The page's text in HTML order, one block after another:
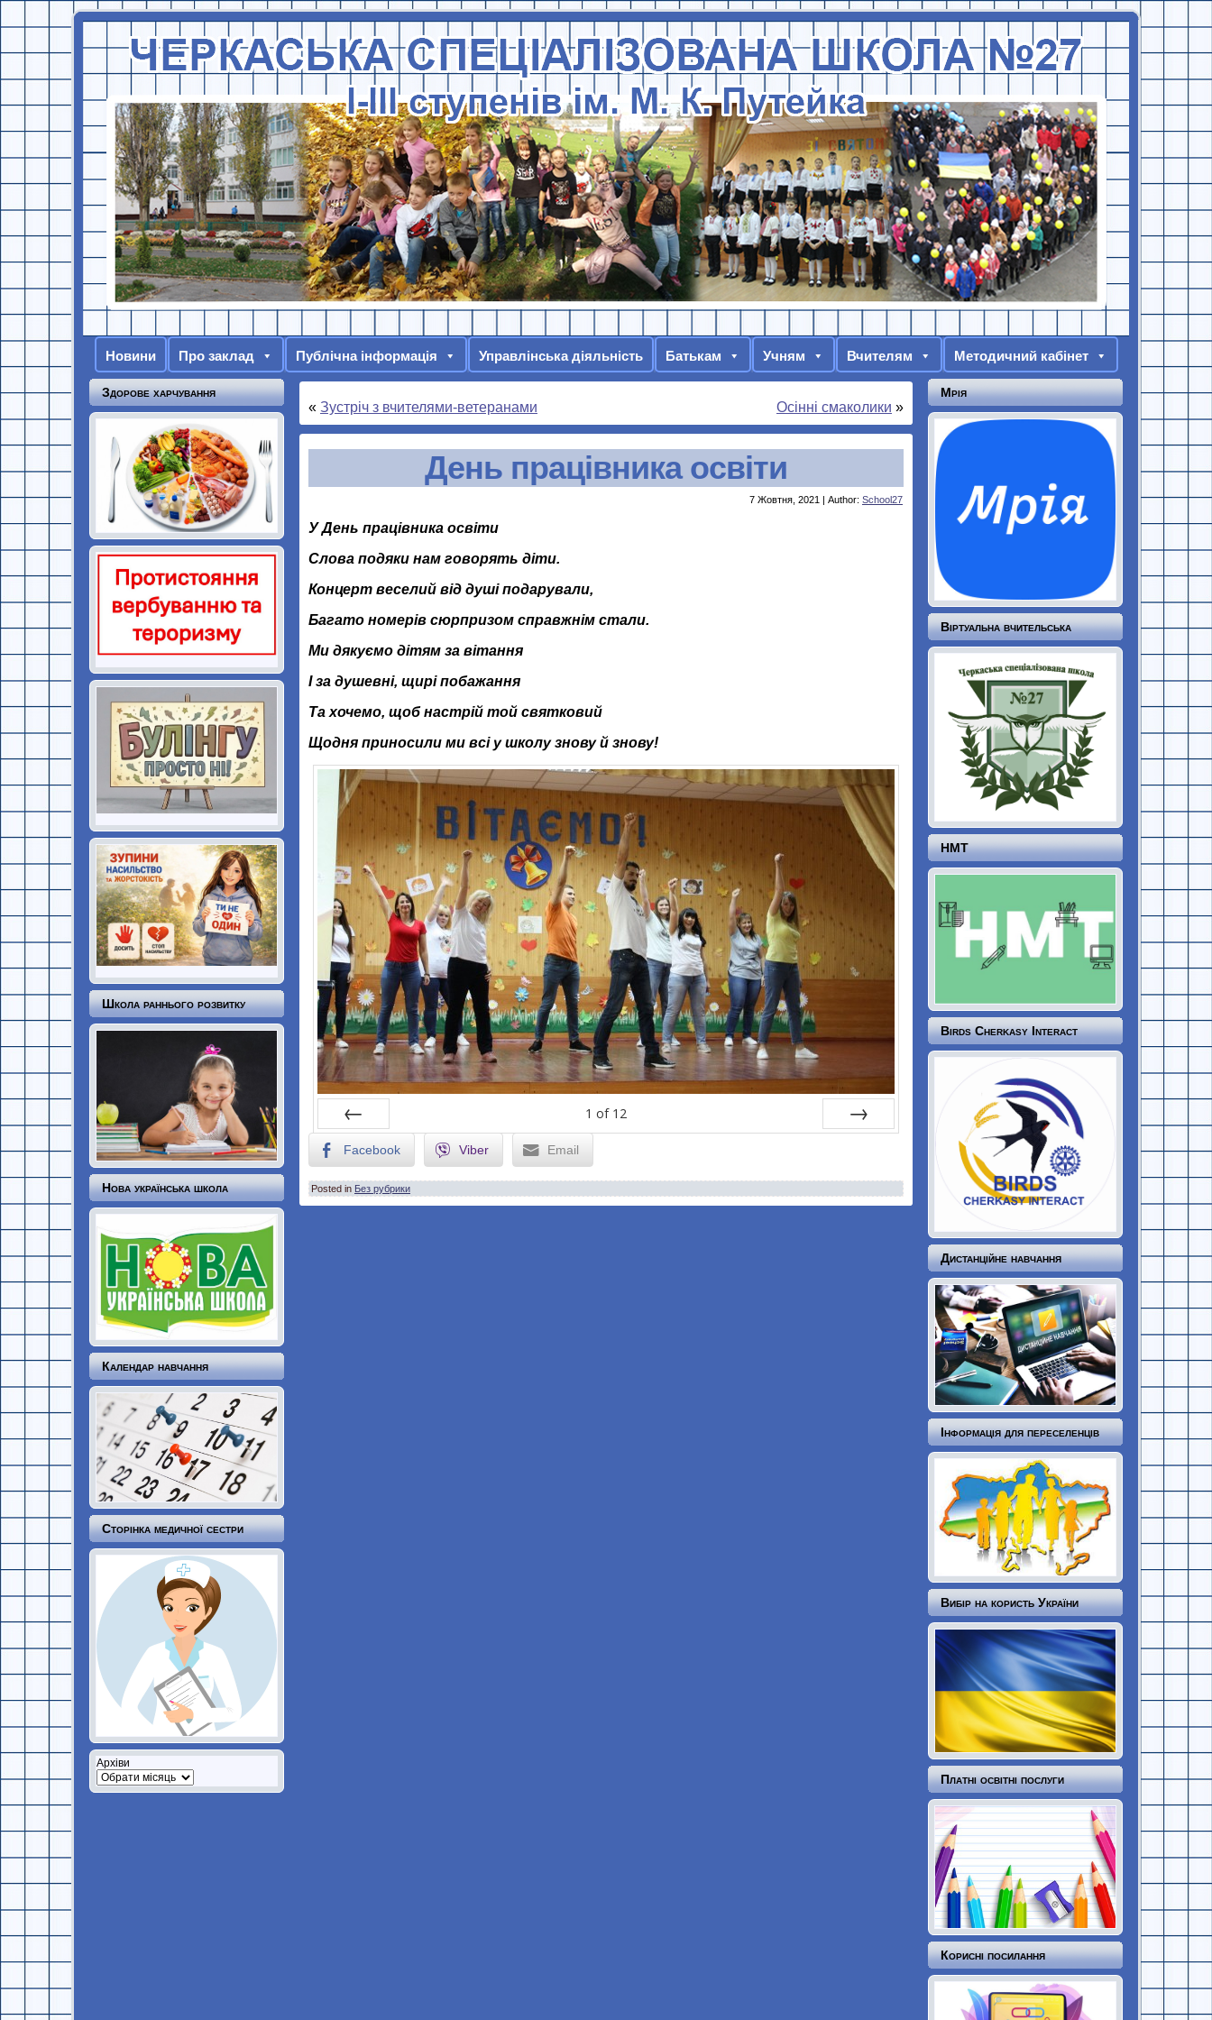
Новини Про заклад Публічна інформація Управлінська діяльність Батькам Учням Вчителям Методичний кабінет
Здорове харчування
Школа раннього розвитку
Нова українська школа
Календар навчання
Сторінка медичної сестри
Архіви
« Зустріч з вчителями-ветеранами Осінні смаколики »
День працівника освіти
7 Жовтня, 2021 | Author: School27
У День працівника освіти
Слова подяки нам говорять діти.
Концерт веселий від душі подарували,
Багато номерів сюрпризом справжнім стали.
Ми дякуємо дітям за вітання
І за душевні, щирі побажання
Та хочемо, щоб настрій той святковий
Щодня приносили ми всі у школу знову й знову!
Prev
1 of 12
Facebook Viber Email
Posted in Без рубрики
Мрія
Віртуальна вчительська
НМТ
Birds Cherkasy Interact
Дистанційне навчання
Інформація для переселенців
Вибір на користь України
Платні освітні послуги
Корисні посилання